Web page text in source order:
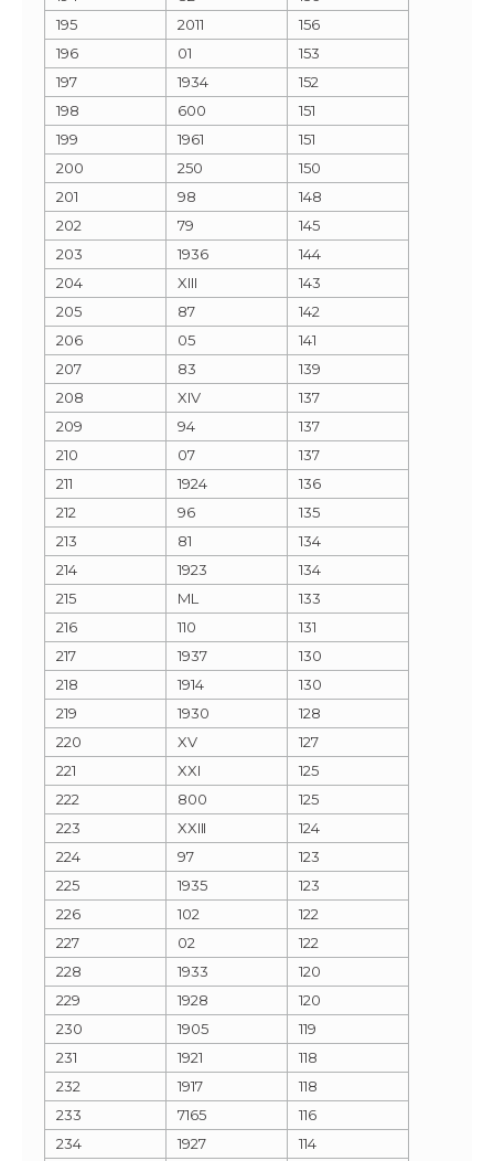
195
2011
156
196
01
153
197
1934
152
198
600
151
199
1961
151
200
250
150
201
98
148
202
79
145
203
1936
144
204
XIII
143
205
87
142
206
05
141
207
83
139
208
XIV
137
209
94
137
210
07
137
211
1924
136
212
96
135
213
81
134
214
1923
134
215
ML
133
216
110
131
217
1937
130
218
1914
130
219
1930
128
220
XV
127
221
XXI
125
222
800
125
223
XXIII
124
224
97
123
225
1935
123
226
102
122
227
02
122
228
1933
120
229
1928
120
230
1905
119
231
1921
118
232
1917
118
233
7165
116
234
1927
114